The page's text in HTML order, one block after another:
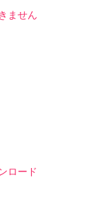
ません
ロード